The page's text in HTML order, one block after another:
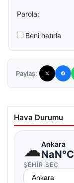
Parola:
Beni hatırla
Paylaş:
Hava Durumu
☁Ankara
NaN°C
ŞEHIR SEÇ